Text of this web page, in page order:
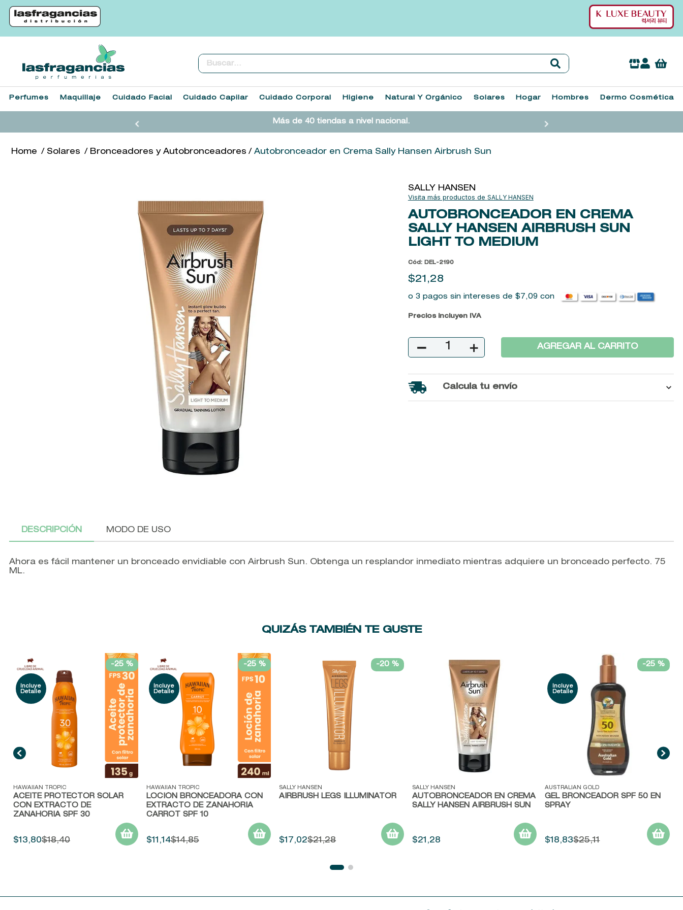
Buscar...
Perfumes Maquillaje Cuidado Facial Cuidado Capilar Cuidado Corporal Higiene Natural Y Orgánico Solares Hogar Hombres Dermo Cosmética
Más de 40 tiendas a nivel nacional.
Solares Bronceadores y Autobronceadores Autobronceador en Crema Sally Hansen Airbrush Sun
SALLY HANSEN
SALLY HANSEN
AUTOBRONCEADOR EN CREMA
SALLY HANSEN AIRBRUSH SUN
LIGHT TO MEDIUM
Cód : DEL-2190
$21 ,28
o 3 pagos sin intereses de $ 7 ,09con
Precios incluyen IVA
＋
－ AGREGAR AL CARRITO
Calcula tu envío
DESCRIPCIÓN MODO DE USO
Ahora es fácil mantener un bronceado envidiable con Airbrush Sun. Obtenga un resplandor inmediato mientras adquiere un bronceado perfecto. 75
ML.
QUIZÁS TAMBIÉN TE GUSTE
-25 %
Vista rápida
HAWAIIAN TROPIC
ACEITE PROTECTOR SOLAR
CON EXTRACTO DE
ZANAHORIA SPF 30
$13,80$18,40
-25 %
Vista rápida
HAWAIIAN TROPIC
LOCIÓN BRONCEADORA CON
EXTRACTO DE ZANAHORIA
CARROT SPF 10
$11 ,14$14,85
-20 %
Vista rápida
SALLY HANSEN
AIRBRUSH LEGS ILLUMINATOR
$17,02$21,28
Vista rápida
SALLY HANSEN
AUTOBRONCEADOR EN CREMA
SALLY HANSEN AIRBRUSH SUN
$21 ,28
-25 %
Vista rápida
AUSTRALIAN GOLD
GEL BRONCEADOR SPF 50 EN
SPRAY
$18,83$25,11
1.
heathcote
sol ipanema
3.
cleanance
4.
giftset
kool beauty serum
ysl
.
baylis
. john frieda